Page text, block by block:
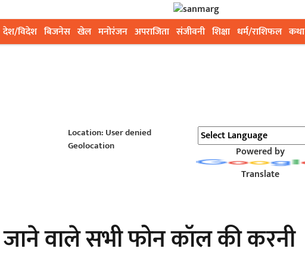
देश/विदेश बिजनेस खेल मनोरंजन अपराजिता संजीवनी शिक्षा धर्म/राशिफल कथा
Location: User denied
Geolocation
Powered by
Translate
जाने वाले सभी फोन कॉल की करनी